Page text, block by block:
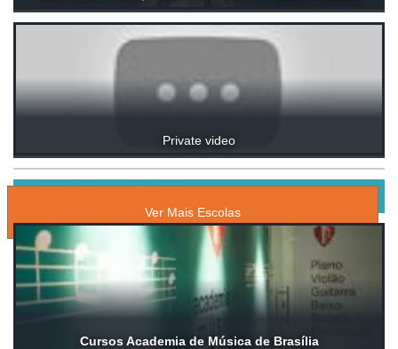
Private video
Ver Mais Escolas
Cursos Academia de Música de Brasília